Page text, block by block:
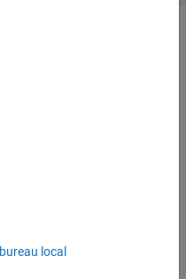
Coder™ Build Process
local